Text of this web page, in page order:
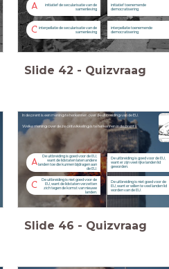
A
initiatief de secularisatie van de
samenleving
initiatief toenemende
democratisering
C interpellatie de secularisatie van de
samenleving
interpellatie toenemende
democratisering
Slide 42 - Quizvraag
In de prent is een mening te herkennen over de uitbreiding van de EU.
Welke mening over deze ontwikkeling is te herkennen in de prent?
A
De uitbreiding is goed voor de EU,
want de lidstaten laten andere
landen toe die kunnen bijdragen aan
de EU.
De uitbreiding is goed voor de EU,
want er zijn veel rijke landen lid
geworden.
C
De uitbreiding is niet goed voor de
EU, want de lidstaten verzetten
zich tegen de komst van nieuwe
landen.
De uitbreiding is niet goed voor de
EU, want er willen te veel landen lid
worden van de EU.
Slide 46 - Quizvraag